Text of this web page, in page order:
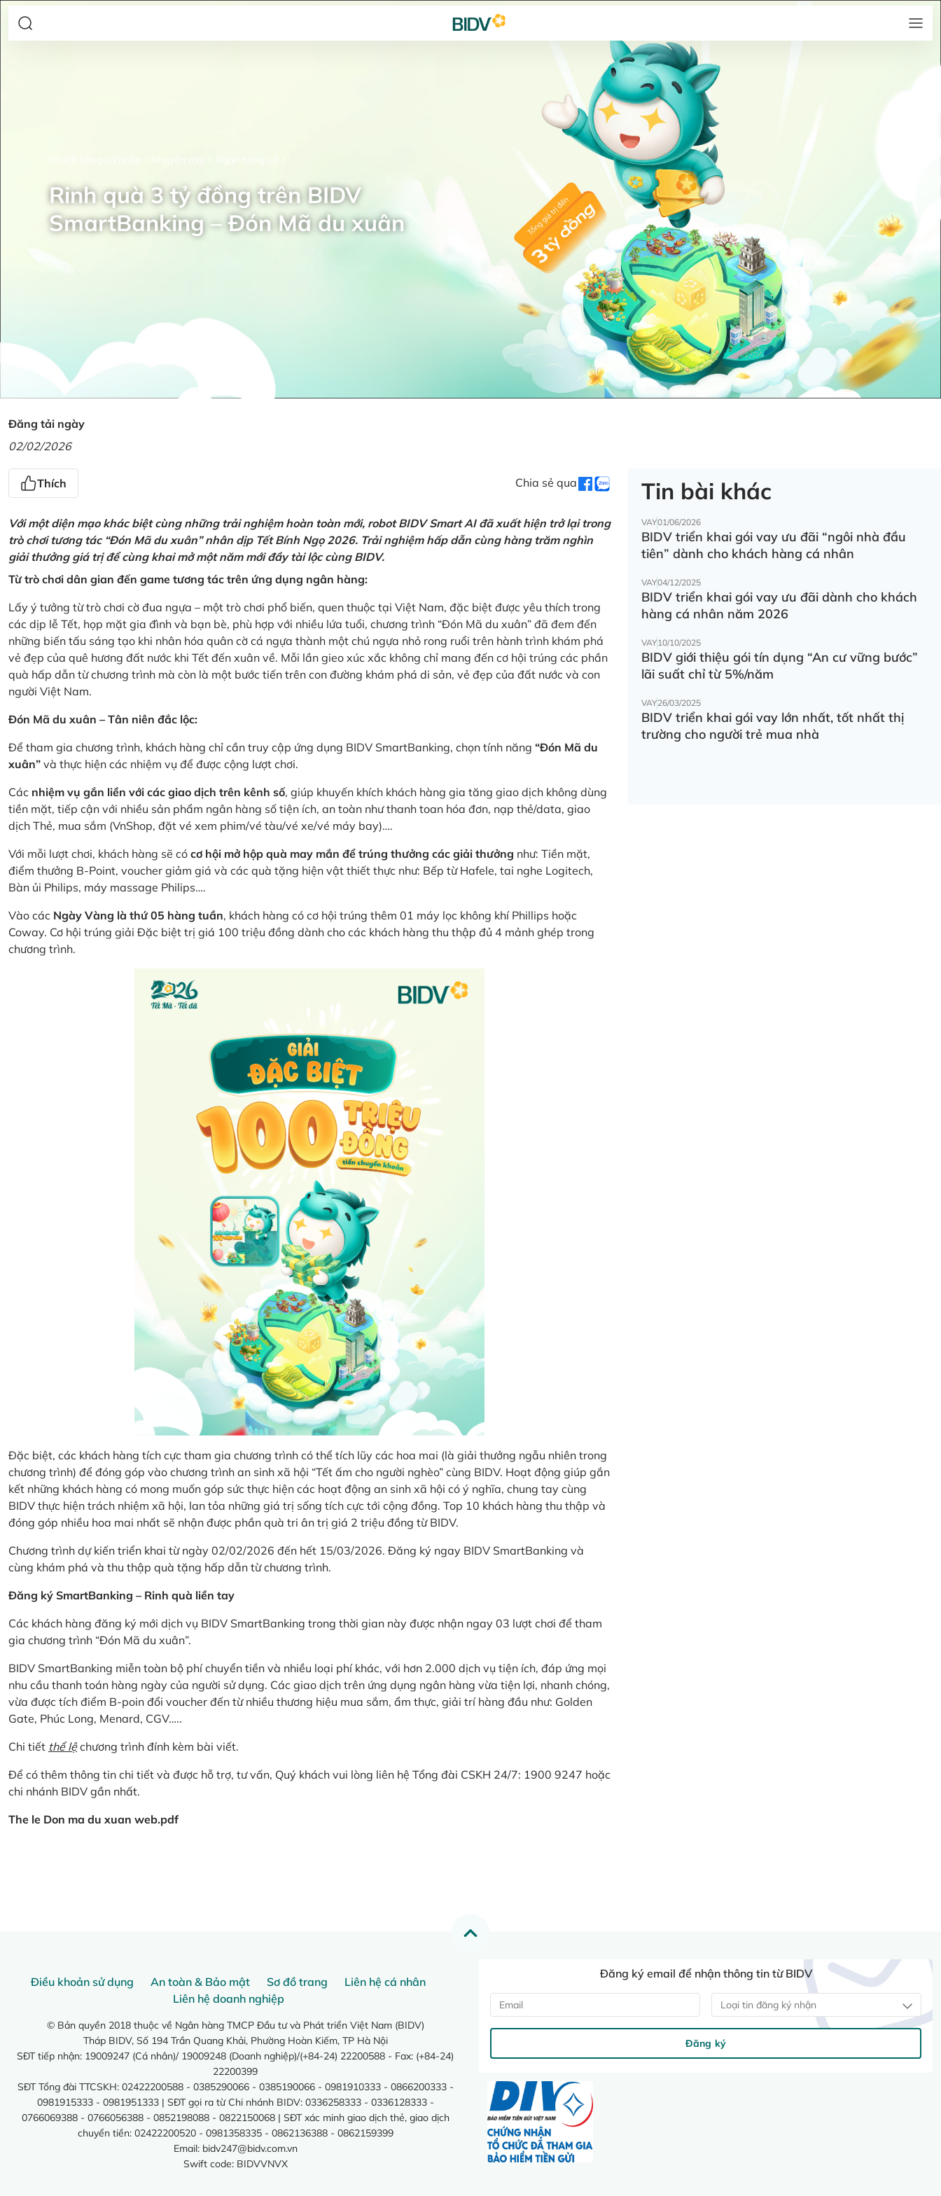
Khuyến mại Ngân hàng số
Rinh quà 3 tỷ đồng trên BIDV
SmartBanking – Đón Mã du xuân
Đăng tải ngày
02/02/2026
Thích Chia sẻ qua
Với một diện mạo khác biệt cùng những trải nghiệm hoàn toàn mới, robot BIDV Smart AI đã xuất hiện trở lại trong
trò chơi tương tác “Đón Mã du xuân” nhân dịp Tết Bính Ngọ 2026. Trải nghiệm hấp dẫn cùng hàng trăm nghìn
giải thưởng giá trị để cùng khai mở một năm mới đầy tài lộc cùng BIDV.
Từ trò chơi dân gian đến game tương tác trên ứng dụng ngân hàng:
Lấy ý tưởng từ trò chơi cờ đua ngựa – một trò chơi phổ biến, quen thuộc tại Việt Nam, đặc biệt được yêu thích trong
các dịp lễ Tết, họp mặt gia đình và bạn bè, phù hợp với nhiều lứa tuổi, chương trình “Đón Mã du xuân” đã đem đến
những biến tấu sáng tạo khi nhân hóa quân cờ cá ngựa thành một chú ngựa nhỏ rong ruổi trên hành trình khám phá
vẻ đẹp của quê hương đất nước khi Tết đến xuân về. Mỗi lần gieo xúc xắc không chỉ mang đến cơ hội trúng các phần
quà hấp dẫn từ chương trình mà còn là một bước tiến trên con đường khám phá di sản, vẻ đẹp của đất nước và con
người Việt Nam.
Đón Mã du xuân – Tân niên đắc lộc:
Để tham gia chương trình, khách hàng chỉ cần truy cập ứng dụng BIDV SmartBanking, chọn tính năng “Đón Mã du
xuân” và thực hiện các nhiệm vụ để được cộng lượt chơi.
Các nhiệm vụ gắn liền với các giao dịch trên kênh số, giúp khuyến khích khách hàng gia tăng giao dịch không dùng
tiền mặt, tiếp cận với nhiều sản phẩm ngân hàng số tiện ích, an toàn như thanh toan hóa đơn, nạp thẻ/data, giao
dịch Thẻ, mua sắm (VnShop, đặt vé xem phim/vé tàu/vé xe/vé máy bay)….
Với mỗi lượt chơi, khách hàng sẽ có cơ hội mở hộp quà may mắn để trúng thưởng các giải thưởng như: Tiền mặt,
điểm thưởng B-Point, voucher giảm giá và các quà tặng hiện vật thiết thực như: Bếp từ Hafele, tai nghe Logitech,
Bàn ủi Philips, máy massage Philips….
Vào các Ngày Vàng là thứ 05 hàng tuần, khách hàng có cơ hội trúng thêm 01 máy lọc không khí Phillips hoặc
Coway. Cơ hội trúng giải Đặc biệt trị giá 100 triệu đồng dành cho các khách hàng thu thập đủ 4 mảnh ghép trong
chương trình.
Đặc biệt, các khách hàng tích cực tham gia chương trình có thể tích lũy các hoa mai (là giải thưởng ngẫu nhiên trong
chương trình) để đóng góp vào chương trình an sinh xã hội “Tết ấm cho người nghèo” cùng BIDV. Hoạt động giúp gắn
kết những khách hàng có mong muốn góp sức thực hiện các hoạt động an sinh xã hội có ý nghĩa, chung tay cùng
BIDV thực hiện trách nhiệm xã hội, lan tỏa những giá trị sống tích cực tới cộng đồng. Top 10 khách hàng thu thập và
đóng góp nhiều hoa mai nhất sẽ nhận được phần quà tri ân trị giá 2 triệu đồng từ BIDV.
Chương trình dự kiến triển khai từ ngày 02/02/2026 đến hết 15/03/2026. Đăng ký ngay BIDV SmartBanking và
cùng khám phá và thu thập quà tặng hấp dẫn từ chương trình.
Đăng ký SmartBanking – Rinh quà liền tay
Các khách hàng đăng ký mới dịch vụ BIDV SmartBanking trong thời gian này được nhận ngay 03 lượt chơi để tham
gia chương trình “Đón Mã du xuân”.
BIDV SmartBanking miễn toàn bộ phí chuyển tiền và nhiều loại phí khác, với hơn 2.000 dịch vụ tiện ích, đáp ứng mọi
nhu cầu thanh toán hàng ngày của người sử dụng. Các giao dịch trên ứng dụng ngân hàng vừa tiện lợi, nhanh chóng,
vừa được tích điểm B-poin đổi voucher đến từ nhiều thương hiệu mua sắm, ẩm thực, giải trí hàng đầu như: Golden
Gate, Phúc Long, Menard, CGV…..
Chi tiết thể lệchương trình đính kèm bài viết.
Để có thêm thông tin chi tiết và được hỗ trợ, tư vấn, Quý khách vui lòng liên hệ Tổng đài CSKH 24/7: 1900 9247 hoặc
chi nhánh BIDV gần nhất.
The le Don ma du xuan web.pdf
Tin bài khác
VAY01/06/2026
BIDV triển khai gói vay ưu đãi “ngôi nhà đầu
tiên” dành cho khách hàng cá nhân
VAY04/12/2025
BIDV triển khai gói vay ưu đãi dành cho khách
hàng cá nhân năm 2026
VAY10/10/2025
BIDV giới thiệu gói tín dụng “An cư vững bước”
lãi suất chỉ từ 5%/năm
VAY26/03/2025
BIDV triển khai gói vay lớn nhất, tốt nhất thị
trường cho người trẻ mua nhà
Điều khoản sử dụng An toàn & Bảo mật Sơ đồ trang
Liên hệ cá nhân
Liên hệ doanh nghiệp
© Bản quyền 2018 thuộc về Ngân hàng TMCP Đầu tư và Phát triển Việt Nam (BIDV)
Tháp BIDV, Số 194 Trần Quang Khải, Phường Hoàn Kiếm, TP Hà Nội
SĐT tiếp nhận: 19009247 (Cá nhân)/ 19009248 (Doanh nghiệp)/(+84-24) 22200588 - Fax: (+84-24)
22200399
SĐT Tổng đài TTCSKH: 02422200588 - 0385290066 - 0385190066 - 0981910333 - 0866200333 -
0981915333 - 0981951333 | SĐT gọi ra từ Chi nhánh BIDV: 0336258333 - 0336128333 -
0766069388 - 0766056388 - 0852198088 - 0822150068 | SĐT xác minh giao dịch thẻ, giao dịch
chuyển tiền: 02422200520 - 0981358335 - 0862136388 - 0862159399
Email: bidv247@bidv.com.vn
Swift code: BIDVVNVX
Đăng ký email để nhận thông tin từ BIDV
Loại tin đăng ký nhận
Đăng ký